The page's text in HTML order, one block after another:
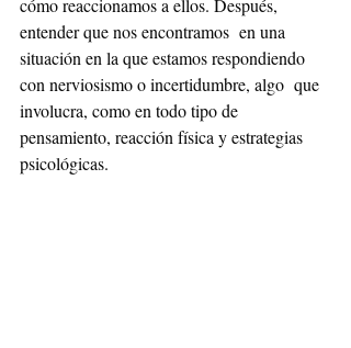
cómo reaccionamos a ellos. Después,
entender que nos encontramos  en una
situación en la que estamos respondiendo
con nerviosismo o incertidumbre, algo  que
involucra, como en todo tipo de
pensamiento, reacción física y estrategias
psicológicas.